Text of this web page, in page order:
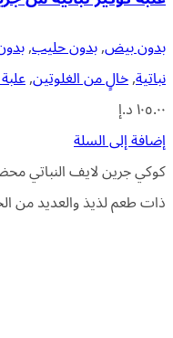
بدون بيض,بدون حليب,
نباتية,خالٍ من الغلوتين,
١٠٥.٠٠د.إ
إضافة إلى السلة
كوكي جرين لايف النباتي
ذات طعم لذيذ والعديد من